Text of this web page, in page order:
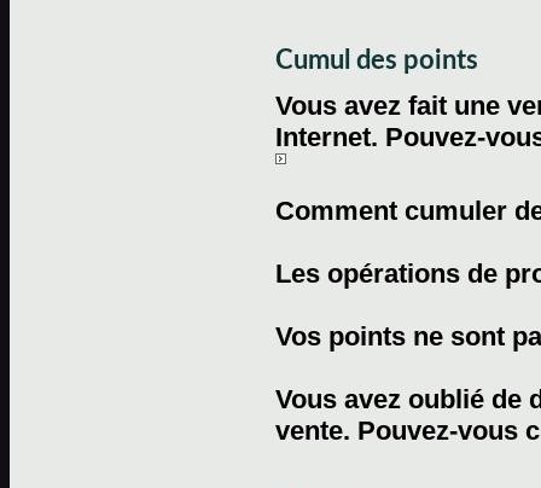
Cumul des points
Vous avez fait une
Internet. Pouvez-
Comment cumuler
Les opérations de
Vos points ne sont
Vous avez oublié de
vente. Pouvez-vous